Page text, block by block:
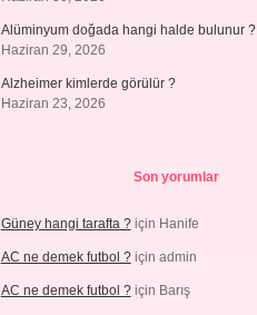
Alüminyum doğada hangi halde bulunur ?
Haziran 29, 2026
Alzheimer kimlerde görülür ?
Haziran 23, 2026
Son yorumlar
Güney hangi tarafta ?için Hanife
AC ne demek futbol ?için admin
AC ne demek futbol ?için Barış